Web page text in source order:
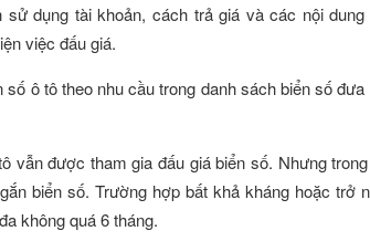
dụng tài khoản, cách trả giá và các nội
việc đấu giá.
ô tô theo nhu cầu trong danh sách biển số đưa
vẫn được tham gia đấu giá biển số. Nhưng
biển số. Trường hợp bất khả kháng hoặc trở
không quá 6 tháng.